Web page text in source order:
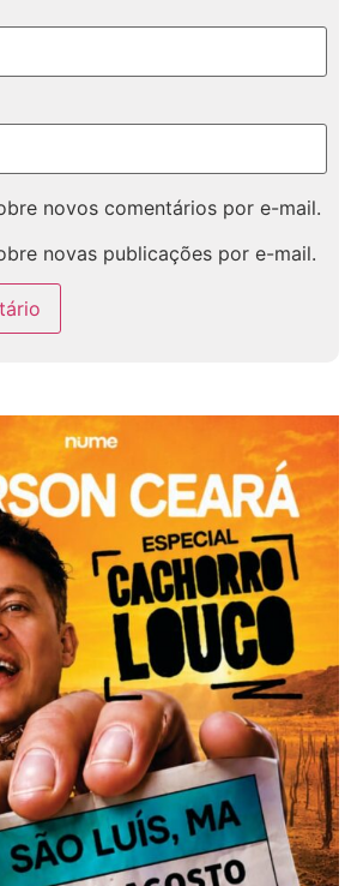
novos comentários por e-mail.
novas publicações por e-mail.